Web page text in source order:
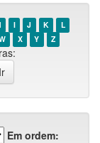
I J K
L
X Y Z
Em ordem: